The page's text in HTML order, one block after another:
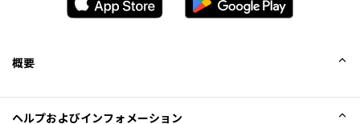
概要
ヘルプおよびインフォメーション